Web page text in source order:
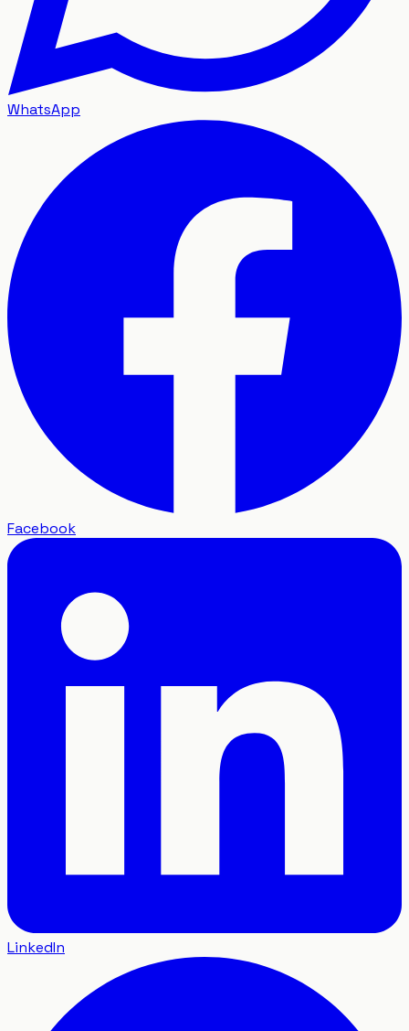
WhatsApp
Facebook
LinkedIn